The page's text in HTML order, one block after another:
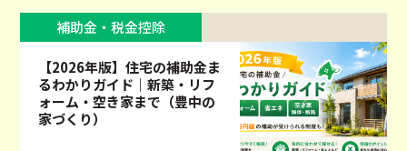
補助金・税金控除
【2026年版】住宅の補助金ま
るわかりガイド｜新築・リフ
ォーム・空き家まで（豊中の
家づくり）